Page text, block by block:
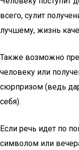
всего, сулит
лучшему, жизнь
Также возможно
человеку или
сюрпризом (ведь
себя).
Если речь идет по
символом или